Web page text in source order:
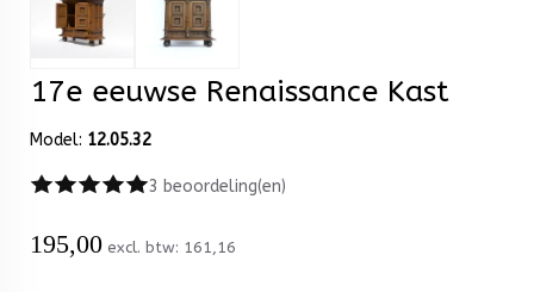
17e eeuwse Renaissance Kast
Model: 12.05.32
3 beoordeling(en)
195,00 excl. btw: 161,16